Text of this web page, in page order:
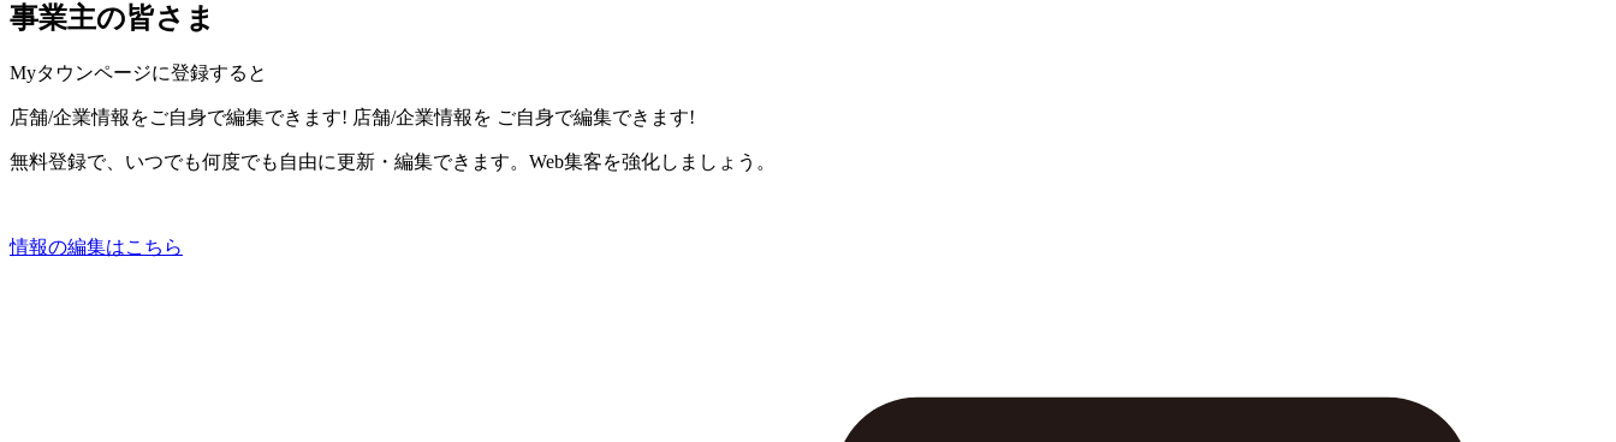
事業主の皆さま
Myタウンページに登録すると
店舗/企業情報をご自身で編集できます! 店舗/企業情報を ご自身で編集できます!
無料登録で、いつでも何度でも自由に更新・編集できます。Web集客を強化しましょう。
情報の編集はこちら